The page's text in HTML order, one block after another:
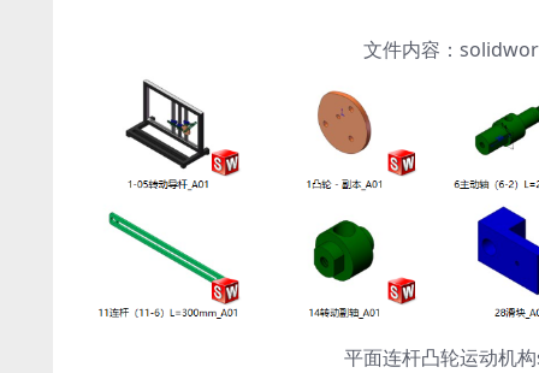
文件内容：
平面连杆凸轮运动机